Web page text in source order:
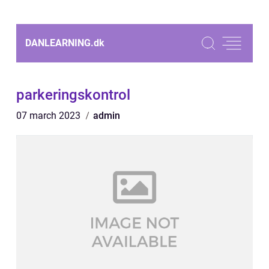
DANLEARNING.dk
parkeringskontrol
07 march 2023 admin